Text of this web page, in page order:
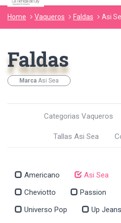
Home Vaqueros Faldas Asi
Faldas
Marca Asi Sea
Categorias Vaqueros
Tallas Asi Sea
Americano Asi Sea
Cheviotto
Passion
Universo Pop
Up Jeans